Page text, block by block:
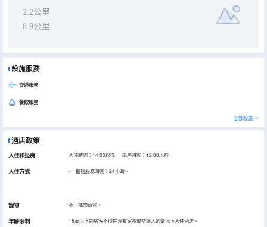
2.2公里
8.9公里
設施服務
交通服務
餐飲服務
全部設施
酒店政策
入住和退房 入住時間：14:00以後 退房時間：12:00以前
入住方式 櫃枱服務時間：24小時。
寵物 不可攜帶寵物。
年齡限制 18歲以下的房客不得在沒有家長或監護人的情況下入住酒店。